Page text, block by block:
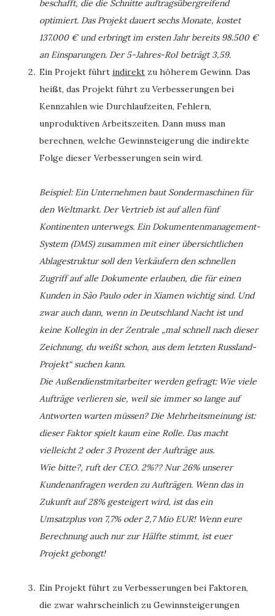
beschafft, die die Schnitte auftragsübergreifend
optimiert. Das Projekt dauert sechs Monate, kostet
137.000 € und erbringt im ersten Jahr bereits 98.500 €
an Einsparungen. Der 5-Jahres-RoI beträgt 3,59.
Ein Projekt führt indirekt zu höherem Gewinn. Das
heißt, das Projekt führt zu Verbesserungen bei
Kennzahlen wie Durchlaufzeiten, Fehlern,
unproduktiven Arbeitszeiten. Dann muss man
berechnen, welche Gewinnsteigerung die indirekte
Folge dieser Verbesserungen sein wird.
Beispiel: Ein Unternehmen baut Sondermaschinen für
den Weltmarkt. Der Vertrieb ist auf allen fünf
Kontinenten unterwegs. Ein Dokumentenmanagement-
System (DMS) zusammen mit einer übersichtlichen
Ablagestruktur soll den Verkäufern den schnellen
Zugriff auf alle Dokumente erlauben, die für einen
Kunden in São Paulo oder in Xiamen wichtig sind. Und
zwar auch dann, wenn in Deutschland Nacht ist und
keine Kollegin in der Zentrale „mal schnell nach dieser
Zeichnung, du weißt schon, aus dem letzten Russland-
Projekt“ suchen kann.
Die Außendienstmitarbeiter werden gefragt: Wie viele
Aufträge verlieren sie, weil sie immer so lange auf
Antworten warten müssen? Die Mehrheitsmeinung ist:
dieser Faktor spielt kaum eine Rolle. Das macht
vielleicht 2 oder 3 Prozent der Aufträge aus.
Wie bitte?, ruft der CEO. 2%?? Nur 26% unserer
Kundenanfragen werden zu Aufträgen. Wenn das in
Zukunft auf 28% gesteigert wird, ist das ein
Umsatzplus von 7,7% oder 2,7 Mio EUR! Wenn eure
Berechnung auch nur zur Hälfte stimmt, ist euer
Projekt gebongt!
Ein Projekt führt zu Verbesserungen bei Faktoren,
die zwar wahrscheinlich zu Gewinnsteigerungen